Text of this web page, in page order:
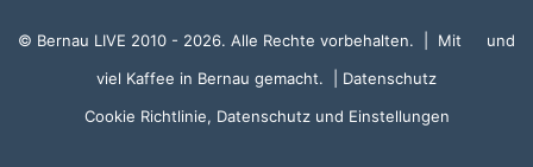
© Bernau LIVE 2010 - 2026. Alle Rechte vorbehalten. | Mit
und
viel Kaffee in Bernau gemacht.
| Datenschutz
Cookie Richtlinie, Datenschutz und Einstellungen